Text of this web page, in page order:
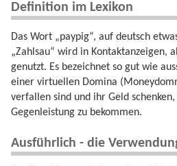
Definition im Lexikon
Das Wort „paypig“, auf deutsch
„Zahlsau“ wird in Kontaktanzeigen,
genutzt. Es bezeichnet so gut wie
einer virtuellen Domina
verfallen sind und ihr Geld
Gegenleistung zu bekommen.
Ausführlich - die